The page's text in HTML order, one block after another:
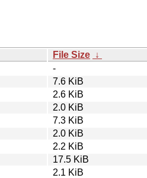
File Size ↓
-
7.6 KiB
2.6 KiB
2.0 KiB
7.3 KiB
2.0 KiB
2.2 KiB
17.5 KiB
2.1 KiB